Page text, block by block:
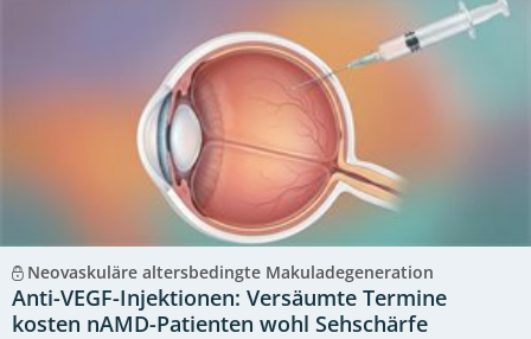
Neovaskuläre altersbedingte Makuladegeneration
Anti-VEGF-Injektionen: Versäumte Termine
kosten nAMD-Patienten wohl Sehschärfe